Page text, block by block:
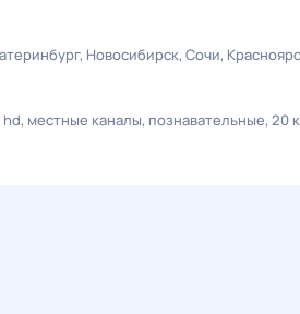
Новосибирск Сочи
hd местные каналы познавательные 20